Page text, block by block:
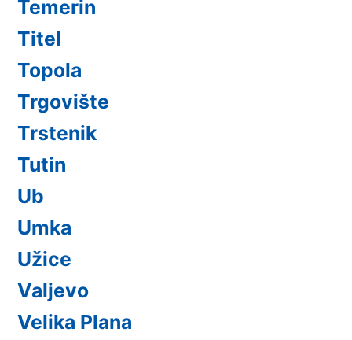
Temerin
Titel
Topola
Trgovište
Trstenik
Tutin
Ub
Umka
Užice
Valjevo
Velika Plana